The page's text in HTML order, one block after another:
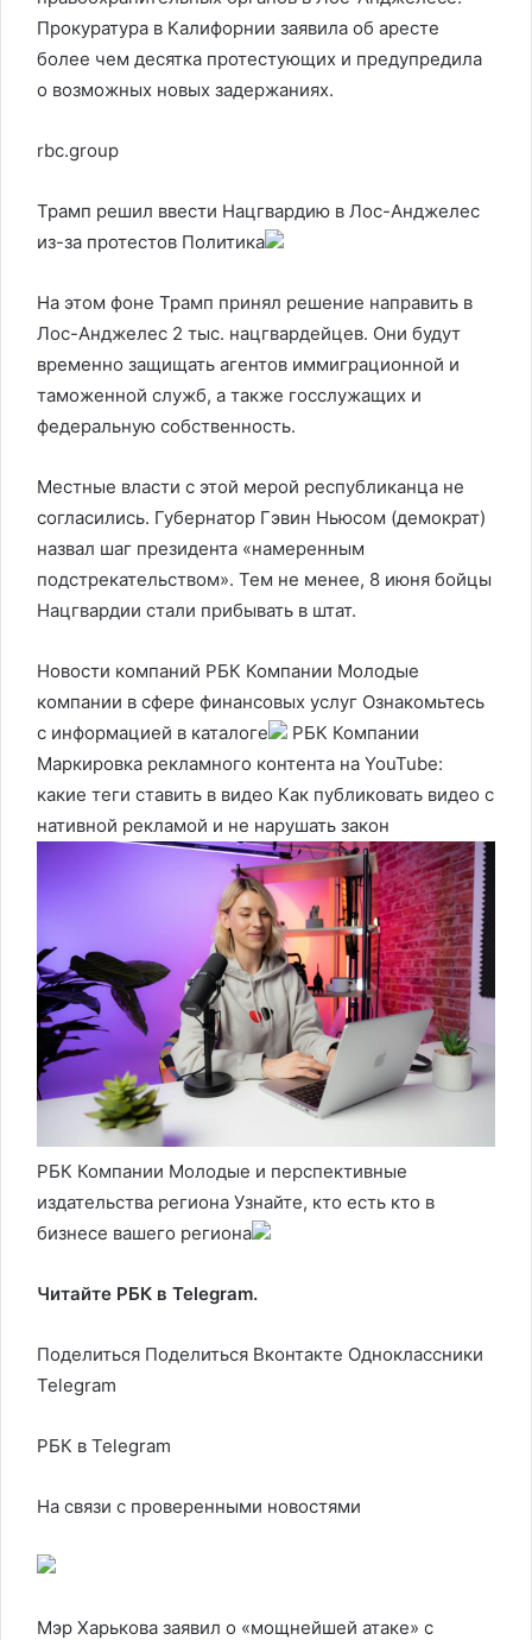
Прокуратура в Калифорнии заявила об аресте
более чем десятка протестующих и предупредила
о возможных новых задержаниях.
rbc.group
Трамп решил ввести Нацгвардию в Лос-Анджелес
из-за протестов Политика
На этом фоне Трамп принял решение направить в
Лос-Анджелес 2 тыс. нацгвардейцев. Они будут
временно защищать агентов иммиграционной и
таможенной служб, а также госслужащих и
федеральную собственность.
Местные власти с этой мерой республиканца не
согласились. Губернатор Гэвин Ньюсом (демократ)
назвал шаг президента «намеренным
подстрекательством». Тем не менее, 8 июня бойцы
Нацгвардии стали прибывать в штат.
Новости компаний РБК Компании Молодые
компании в сфере финансовых услуг Ознакомьтесь
с информацией в каталоге
РБК Компании
Маркировка рекламного контента на YouTube:
какие теги ставить в видео Как публиковать видео с
нативной рекламой и не нарушать закон
РБК Компании Молодые и перспективные
издательства региона Узнайте, кто есть кто в
бизнесе вашего региона
Читайте РБК в Telegram.
Поделиться Поделиться Вконтакте Одноклассники
Telegram
РБК в Telegram
На связи с проверенными новостями
Мэр Харькова заявил о «мощнейшей атаке» с